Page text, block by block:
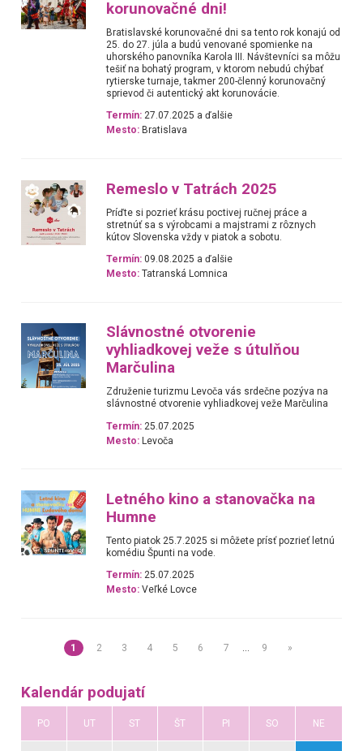
korunovačné dni!
Bratislavské korunovačné dni sa tento rok konajú od
25. do 27. júla a budú venované spomienke na
uhorského panovníka Karola III. Návštevníci sa môžu
tešiť na bohatý program, v ktorom nebudú chýbať
rytierske turnaje, takmer 200-členný korunovačný
sprievod či autentický akt korunovácie.
Termín: 27.07.2025 a ďalšie
Mesto: Bratislava
Remeslo v Tatrách 2025
Príďte si pozrieť krásu poctivej ručnej práce a
stretnúť sa s výrobcami a majstrami z rôznych
kútov Slovenska vždy v piatok a sobotu.
Termín: 09.08.2025 a ďalšie
Mesto: Tatranská Lomnica
Slávnostné otvorenie
vyhliadkovej veže s útulňou
Marčulina
Združenie turizmu Levoča vás srdečne pozýva na
slávnostné otvorenie vyhliadkovej veže Marčulina
Termín: 25.07.2025
Mesto: Levoča
Letného kino a stanovačka na
Humne
Tento piatok 25.7.2025 si môžete prísť pozrieť letnú
komédiu Špunti na vode.
Termín: 25.07.2025
Mesto: Veľké Lovce
1 2 3 4 5 6 7 9 »
Kalendár podujatí
PO UT ST ŠT PI SO NE